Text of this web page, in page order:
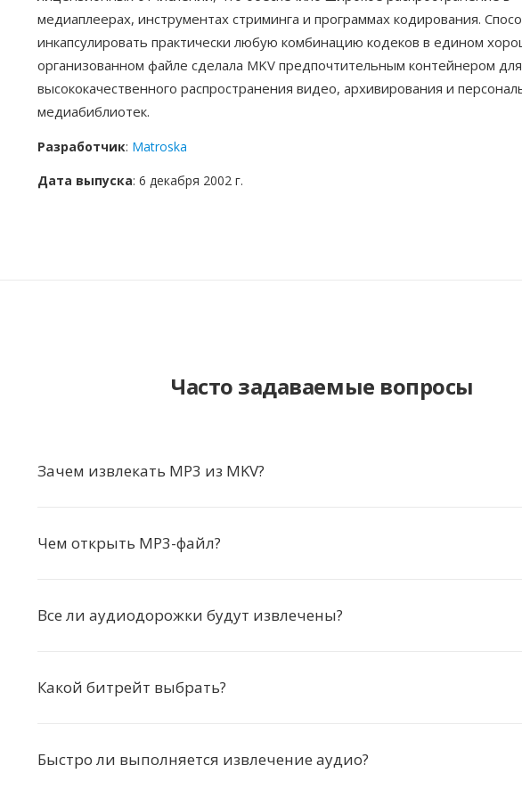
медиаплеерах, инструментах стриминга и программах кодирования.
инкапсулировать практически любую комбинацию кодеков в едином
организованном файле сделала MKV предпочтительным контейнером для
высококачественного распространения видео, архивирования и
медиабиблиотек.
Разработчик: Matroska
Дата выпуска: 6 декабря 2002 г.
Часто задаваемые вопросы
Зачем извлекать MP3 из MKV?
Чем открыть MP3-файл?
Все ли аудиодорожки будут извлечены?
Какой битрейт выбрать?
Быстро ли выполняется извлечение аудио?